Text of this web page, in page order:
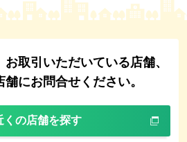
取引いただいている店舗、
にお問合せください。
くの店舗を探す